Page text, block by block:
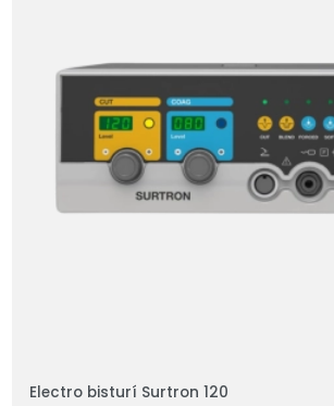
Electro bisturí Surtron 120